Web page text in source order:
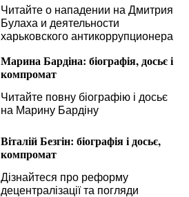
Читайте о нападении на Дмитрия
Булаха и деятельности
харьковского антикоррупционера
Марина Бардіна: біографія, досьє і
компромат
Читайте повну біографію і досьє
на Марину Бардіну
Віталій Безгін: біографія і досьє,
компромат
Дізнайтеся про реформу
децентралізації та погляди